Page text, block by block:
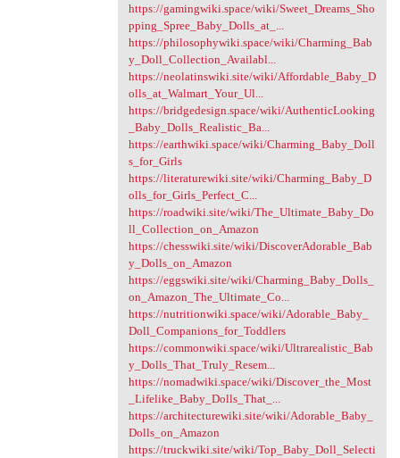
https://gamingwiki.space/wiki/Sweet_Dreams_Sho
pping_Spree_Baby_Dolls_at_...
https://philosophywiki.space/wiki/Charming_Bab
y_Doll_Collection_Availabl...
https://neolatinswiki.site/wiki/Affordable_Baby_D
olls_at_Walmart_Your_Ul...
https://bridgedesign.space/wiki/AuthenticLooking
_Baby_Dolls_Realistic_Ba...
https://earthwiki.space/wiki/Charming_Baby_Doll
s_for_Girls
https://literaturewiki.site/wiki/Charming_Baby_D
olls_for_Girls_Perfect_C...
https://roadwiki.site/wiki/The_Ultimate_Baby_Do
ll_Collection_on_Amazon
https://chesswiki.site/wiki/DiscoverAdorable_Bab
y_Dolls_on_Amazon
https://eggswiki.site/wiki/Charming_Baby_Dolls_
on_Amazon_The_Ultimate_Co...
https://nutritionwiki.space/wiki/Adorable_Baby_
Doll_Companions_for_Toddlers
https://commonwiki.space/wiki/Ultrarealistic_Bab
y_Dolls_That_Truly_Resem...
https://nomadwiki.space/wiki/Discover_the_Most
_Lifelike_Baby_Dolls_That_...
https://architecturewiki.site/wiki/Adorable_Baby_
Dolls_on_Amazon
https://truckwiki.site/wiki/Top_Baby_Doll_Selecti